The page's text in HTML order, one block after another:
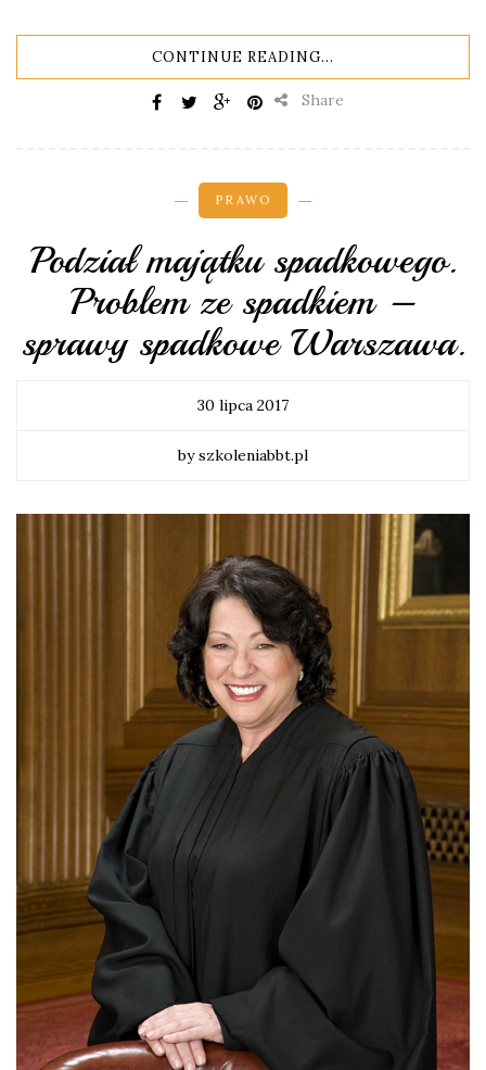
CONTINUE READING...
Share
PRAWO
Podział majątku spadkowego.
Problem ze spadkiem –
sprawy spadkowe Warszawa.
30 lipca 2017
by szkoleniabbt.pl